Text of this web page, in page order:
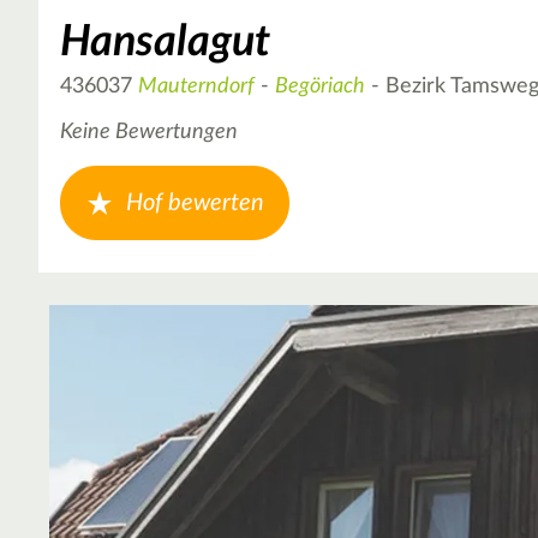
Hansalagut
436037 Mauterndorf - Begöriach - Bezirk Tamsweg
Keine Bewertungen
Hof bewerten